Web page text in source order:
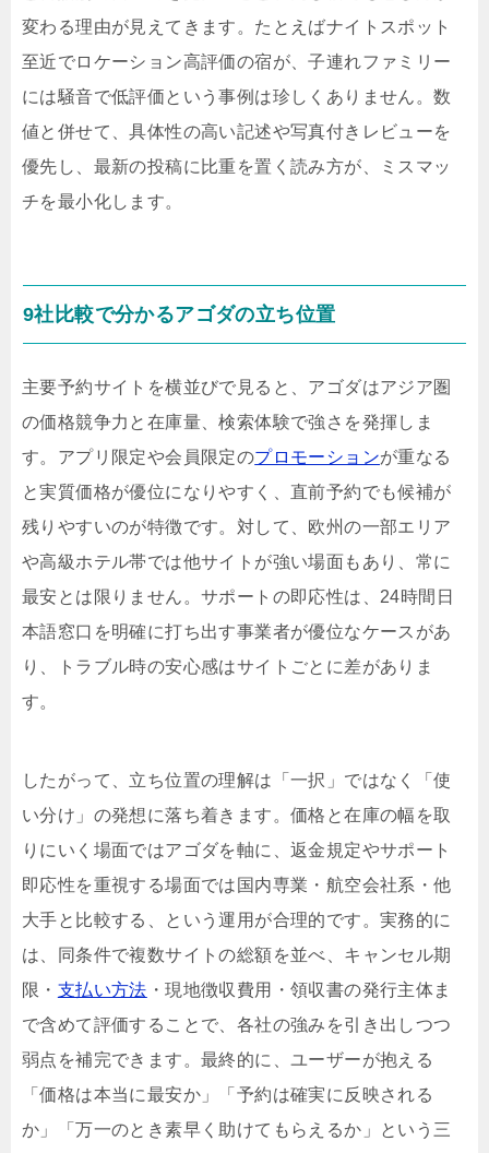
変わる理由が見えてきます。たとえばナイトスポット
至近でロケーション高評価の宿が、子連れファミリー
には騒音で低評価という事例は珍しくありません。数
値と併せて、具体性の高い記述や写真付きレビューを
優先し、最新の投稿に比重を置く読み方が、ミスマッ
チを最小化します。
9社比較で分かるアゴダの立ち位置
主要予約サイトを横並びで見ると、アゴダはアジア圏
の価格競争力と在庫量、検索体験で強さを発揮しま
す。アプリ限定や会員限定のプロモーションが重なる
と実質価格が優位になりやすく、直前予約でも候補が
残りやすいのが特徴です。対して、欧州の一部エリア
や高級ホテル帯では他サイトが強い場面もあり、常に
最安とは限りません。サポートの即応性は、24時間日
本語窓口を明確に打ち出す事業者が優位なケースがあ
り、トラブル時の安心感はサイトごとに差がありま
す。
したがって、立ち位置の理解は「一択」ではなく「使
い分け」の発想に落ち着きます。価格と在庫の幅を取
りにいく場面ではアゴダを軸に、返金規定やサポート
即応性を重視する場面では国内専業・航空会社系・他
大手と比較する、という運用が合理的です。実務的に
は、同条件で複数サイトの総額を並べ、キャンセル期
限・ 支払い方法 ・現地徴収費用・領収書の発行主体ま
で含めて評価することで、各社の強みを引き出しつつ
弱点を補完できます。最終的に、ユーザーが抱える
「価格は本当に最安か」「予約は確実に反映される
か」「万一のとき素早く助けてもらえるか」という三